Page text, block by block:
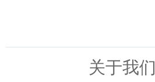
关于我们